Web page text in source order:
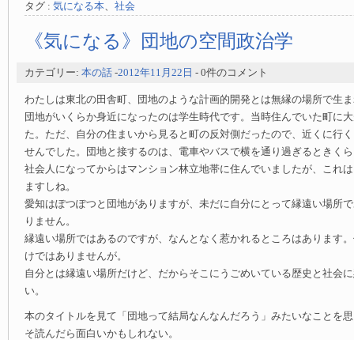
タグ : 気になる本、 社会
《気になる》団地の空間政治学
カテゴリー: 本の話 -2012年11月22日 - 0件のコメント
わたしは東北の田舎町、団地のような計画的開発とは無縁の場所で生
団地がいくらか身近になったのは学生時代です。当時住んでいた町に
た。ただ、自分の住まいから見ると町の反対側だったので、近くに行
せんでした。団地と接するのは、電車やバスで横を通り過ぎるときく
社会人になってからはマンション林立地帯に住んでいましたが、これ
ますしね。
愛知はぽつぽつと団地がありますが、未だに自分にとって縁遠い場所
りません。
縁遠い場所ではあるのですが、なんとなく惹かれるところはあります
けではありませんが。
自分とは縁遠い場所だけど、だからそこにうごめいている歴史と社会
い。
本のタイトルを見て「団地って結局なんなんだろう」みたいなことを
そ読んだら面白いかもしれない。